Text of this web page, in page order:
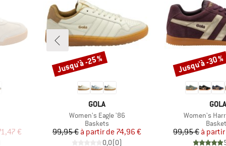
€
MARQUE
GOLA
Article
Women's Eagle '86
Product group
Baskets
Prix
99,95 € Prix réduit
à partir de 74,96 €
0,0(0)
Remise
Jusqu'à -25 %
GOLA
Article
Women's
99,95 € à
Remise
Jusqu'à -30 %